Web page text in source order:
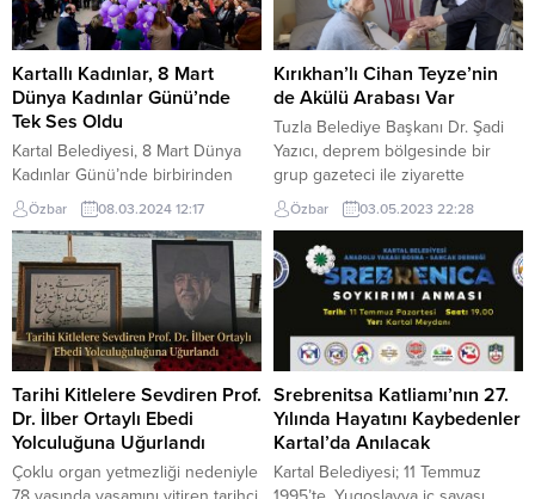
Kartallı Kadınlar, 8 Mart
Dünya Kadınlar Günü’nde
Tek Ses Oldu
Kartal Belediyesi, 8 Mart Dünya
Kadınlar Günü’nde birbirinden
farklı etkinliklere ev sahipliği yaptı.
Binlerce Kartallı kadının bir araya
geldiği kutlamalar coşku dolu
anlara sahne oldu. Binlerce kadın,
Kartal Meydanı’nda buluştu 8 Mart
Dünya Kadınlar Günü Kutlamaları,
Kartal Meydanı’nda binlerce
kadının katıldığı kortej yürüyüşü
ile başladı. Kadınlar, yürüyüş
boyunca bando takımı...
Özbar 08.03.2024 12:17
Kırıkhan’lı Cihan Teyze’nin
de Akülü Arabası Var
Tuzla Belediye Başkanı Dr. Şadi
Yazıcı, deprem bölgesinde bir
grup gazeteci ile ziyarette
bulunan Anadolu Yakası
Gazeteciler Derneği (AYGAD)
aracılığı ile Hatay’ın Kırıkhan
ilçesinde yaşayan depremdeze
ve yatalak olan Cihan Teyze’ye
akülü tekerlekli sandalye
gönderdi. Gazeteci Olgun
Kızıltepe’nin Cihan Teyzeye akülü
arabasını teslim ettiği o anlar
yürekleri ısıttı. Tuzla Belediye...
Özbar 03.05.2023 22:28
Tarihi Kitlelere Sevdiren Prof.
Dr. İlber Ortaylı Ebedi
Yolculuğuna Uğurlandı
Çoklu organ yetmezliği nedeniyle
Srebrenitsa Katliamı’nın 27.
Yılında Hayatını Kaybedenler
Kartal’da Anılacak
Kartal Belediyesi; 11 Temmuz